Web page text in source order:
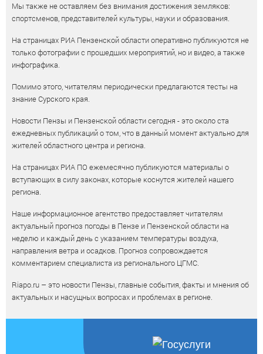
Мы также не оставляем без внимания достижения земляков:
спортсменов, представителей культуры, науки и образования.
На страницах РИА Пензенской области оперативно публикуются не
только фотографии с прошедших мероприятий, но и видео, а также
инфографика.
Помимо этого, читателям периодически предлагаются тесты на
знание Сурского края.
Новости Пензы и Пензенской области сегодня - это около ста
ежедневных публикаций о том, что в данный момент актуально для
жителей областного центра и региона.
На страницах РИА ПО ежемесячно публикуются материалы о
вступающих в силу законах, которые коснутся жителей нашего
региона.
Наше информационное агентство предоставляет читателям
актуальный прогноз погоды в Пензе и Пензенской области на
неделю и каждый день с указанием температуры воздуха,
направления ветра и осадков. Прогноз сопровождается
комментарием специалиста из регионального ЦГМС.
Riapo.ru – это новости Пензы, главные события, факты и мнения об
актуальных и насущных вопросах и проблемах в регионе.